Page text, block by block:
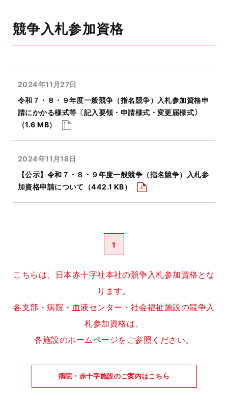
競争入札参加資格
2024年11月27日
令和７・８・９年度一般競争（指名競争）入札参加資格申
請にかかる様式等〔記入要領・申請様式・変更届様式〕
（1.6 MB）
2024年11月18日
【公示】令和７・８・９年度一般競争（指名競争）入札参
加資格申請について
（442.1 KB）
1
こちらは、日本赤十字社本社の競争入札参加資格とな
ります。
各支部・病院・血液センター・社会福祉施設の競争入
札参加資格は、
各施設のホームページをご参照ください。
病院・赤十字施設のご案内はこちら